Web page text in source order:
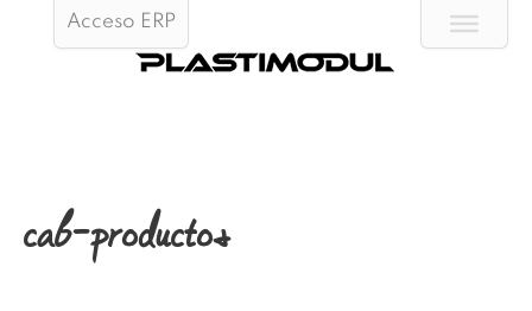
Acceso ERP
cab-productos